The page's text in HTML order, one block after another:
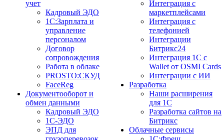
учет
Кадровый ЭДО
1С:Зарплата и
управление
персоналом
Договор
сопровождения
Работа в облаке
PROSTO:СКУД
FaceReg
Документооборот и
обмен данными
Кадровый ЭДО
1С-ЭДО
ЭПД для
Интеграция с
маркетплейсами
Интеграция с
телефонией
Интеграции
Битрикс24
Интеграция 1С с
Wallet от OSMI Cards
Интеграции с ИИ
Разработка
Наши расширения
для 1С
Разработка сайтов на
Битрикс
Облачные сервисы